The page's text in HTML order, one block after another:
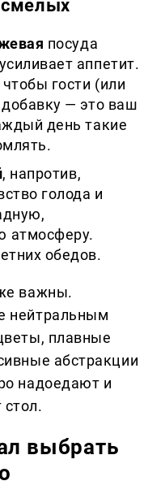
посуда
аппетит.
гости (или
— это ваш
день такие
, напротив,
голода и
атмосферу.
обедов.
важны.
нейтральным
плавные
абстракции
надоедают и
выбрать